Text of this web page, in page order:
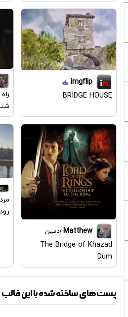
imgflip
BRIDGE HOUSE
Matthew ادمین
The Bridge of Khazad
Dum
پست‌های ساخته شده با این قالب